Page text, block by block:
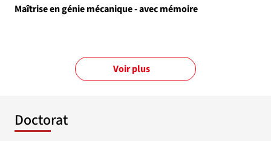
Maîtrise en génie mécanique - avec mémoire
Voir plus
Doctorat